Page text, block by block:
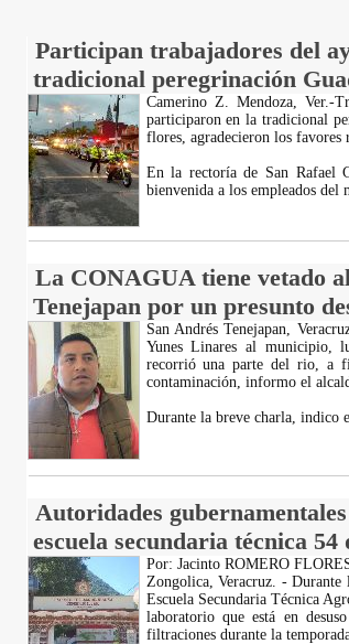
Participan trabajadores del
tradicional peregrinación
Camerino Z. Mendoza, Ver.-
participaron en la tradicional
flores, agradecieron los favores
En la rectoría de San Rafael
bienvenida a los empleados del
La CONAGUA tiene vetado
Tenejapan por un presunto
San Andrés Tenejapan,
Yunes Linares al municipio,
recorrió una parte del rio, a
contaminación, informo el
Durante la breve charla, indico
Autoridades
escuela secundaria técnica 54
Por: Jacinto ROMERO
Zongolica, Veracruz. - Durante
Escuela Secundaria Técnica
laboratorio que está en
filtraciones durante la